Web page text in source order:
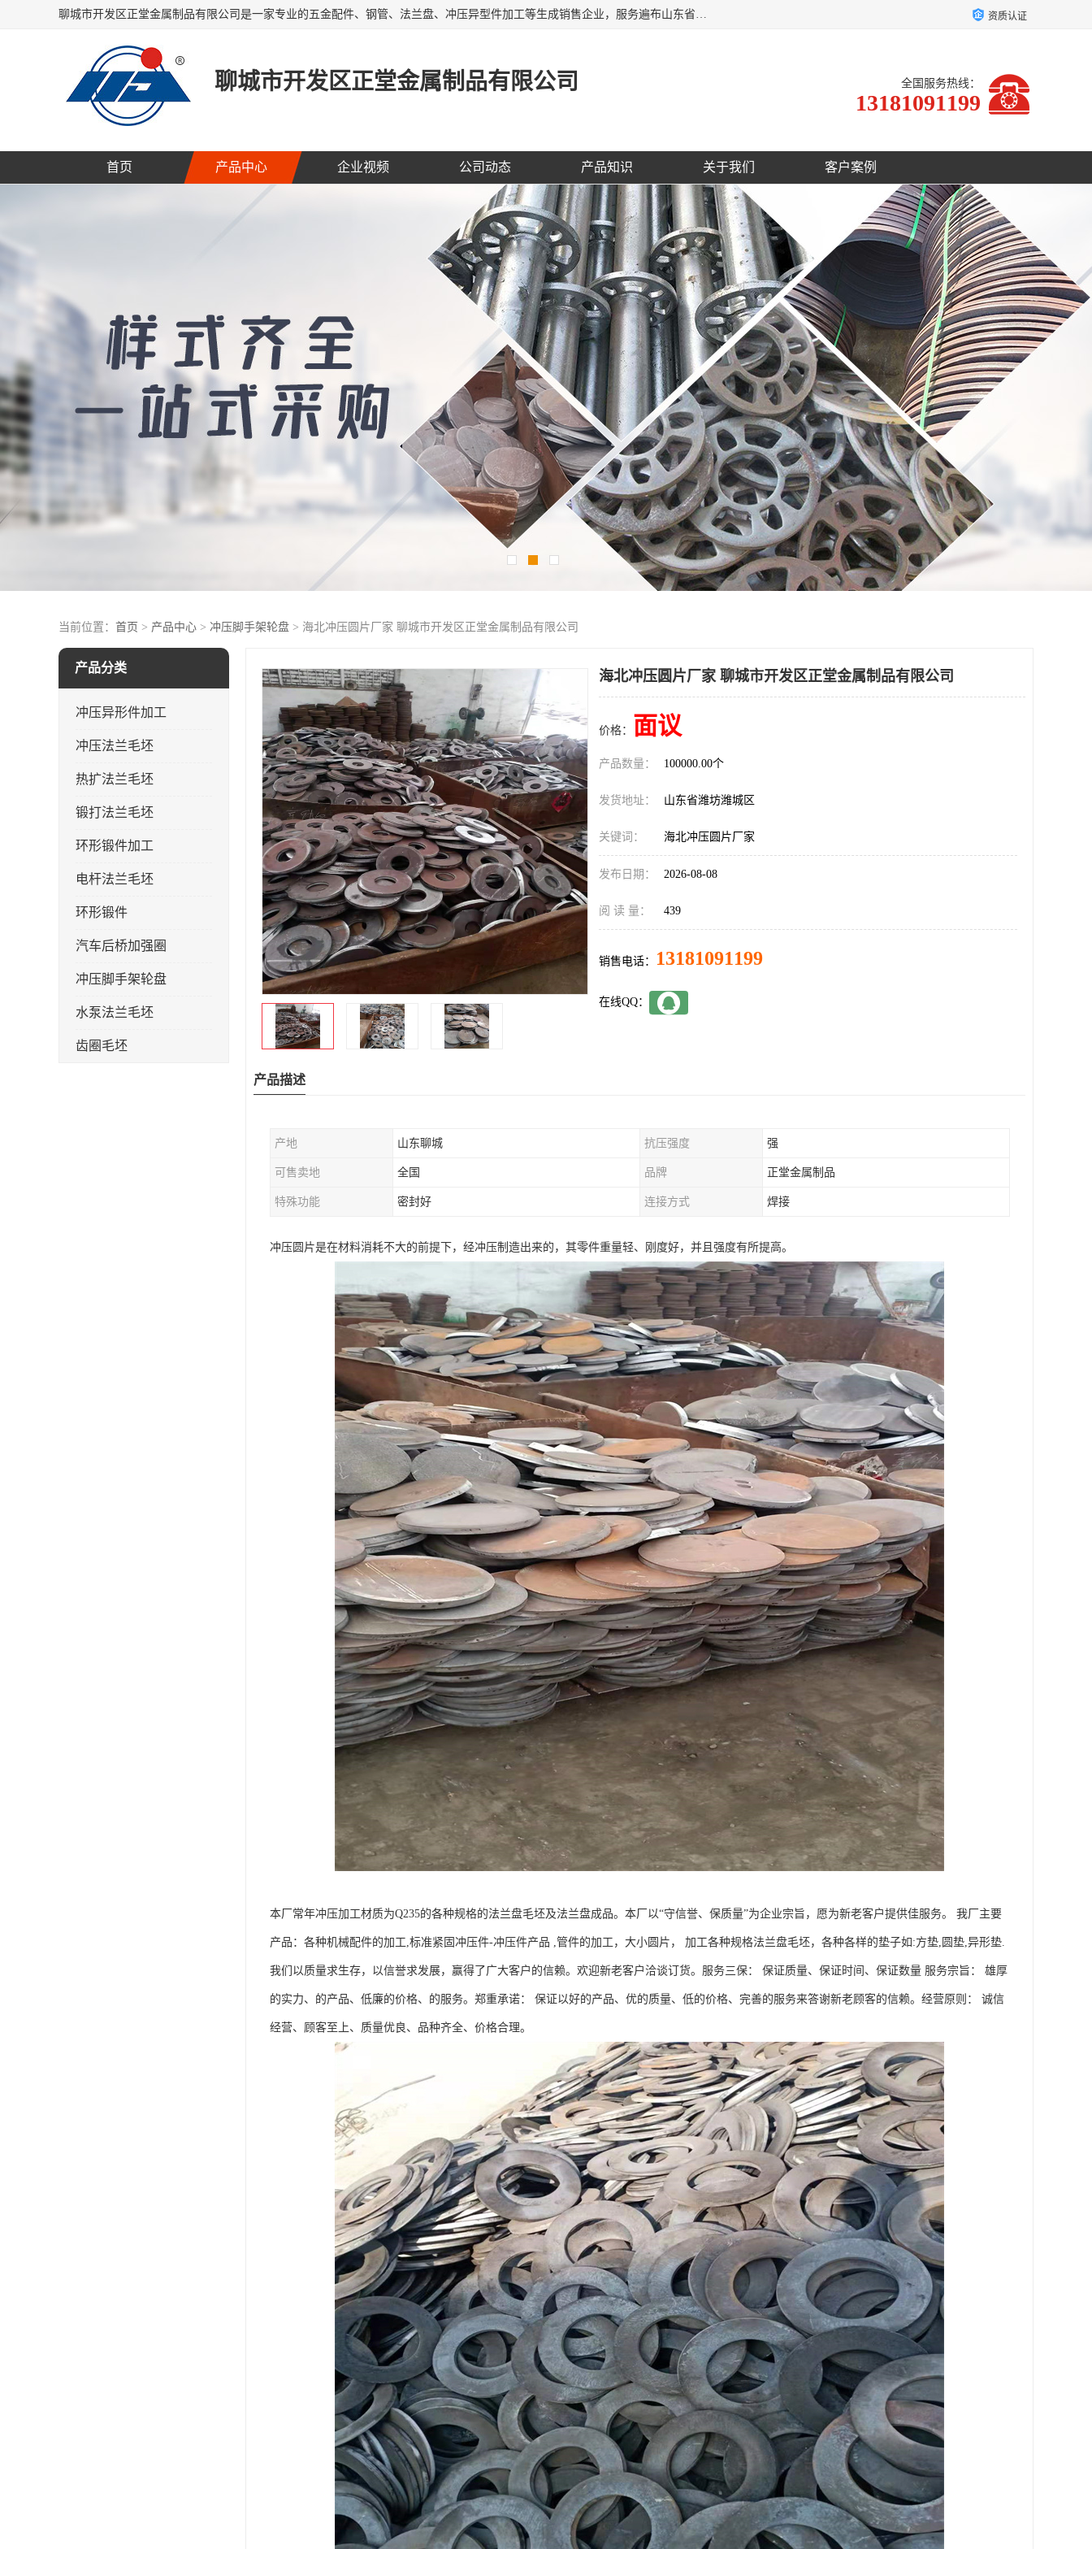
聊城市开发区正堂金属制品有限公司是一家专业的五金配件、钢管、法兰盘、冲压异型件加工等生成销售企业，服务遍布山东省聊城、济南、青岛、淄博、枣庄、东营烟台等地区，经营包括冲压法兰毛坯，冲压异型(形)件加工，热扩法兰毛坯，锻打法兰盘毛坯，法兰加强圈，环形锻件加工，版辊堵头毛坯，哑铃配重件等产品的生产和销售，业务上精益求精，生产产品精度高，配件标准赢得业内企业及其它组织与公民的一致好评。 资质认证
聊城市开发区正堂金属制品有限公司 全国服务热线：
13181091199
首页 产品中心 企业视频 公司动态 产品知识 关于我们 客户案例
当前位置： 首页 > 产品中心 > 冲压脚手架轮盘 > 海北冲压圆片厂家 聊城市开发区正堂金属制品有限公司
产品分类
冲压异形件加工
冲压法兰毛坯
热扩法兰毛坯
锻打法兰毛坯
环形锻件加工
电杆法兰毛坯
环形锻件
汽车后桥加强圈
冲压脚手架轮盘
水泵法兰毛坯
齿圈毛坯
海北冲压圆片厂家 聊城市开发区正堂金属制品有限公司
价格： 面议
产品数量： 100000.00个
发货地址： 山东省潍坊潍城区
关键词： 海北冲压圆片厂家
发布日期： 2026-08-08
阅 读 量： 439
销售电话： 13181091199
在线QQ：
产品描述
产地 山东聊城 抗压强度 强
可售卖地 全国 品牌 正堂金属制品
特殊功能 密封好 连接方式 焊接
冲压圆片是在材料消耗不大的前提下，经冲压制造出来的，其零件重量轻、刚度好，并且强度有所提高。
本厂常年冲压加工材质为Q235的各种规格的法兰盘毛坯及法兰盘成品。本厂以“守信誉、保质量”为企业宗旨，愿为新老客户提供佳服务。 我厂主要
产品：各种机械配件的加工,标准紧固冲压件-冲压件产品 ,管件的加工，大小圆片， 加工各种规格法兰盘毛坯，各种各样的垫子如:方垫,圆垫,异形垫.
我们以质量求生存，以信誉求发展，赢得了广大客户的信赖。欢迎新老客户洽谈订货。服务三保： 保证质量、保证时间、保证数量 服务宗旨： 雄厚
的实力、的产品、低廉的价格、的服务。郑重承诺： 保证以好的产品、优的质量、低的价格、完善的服务来答谢新老顾客的信赖。经营原则： 诚信
经营、顾客至上、质量优良、品种齐全、价格合理。